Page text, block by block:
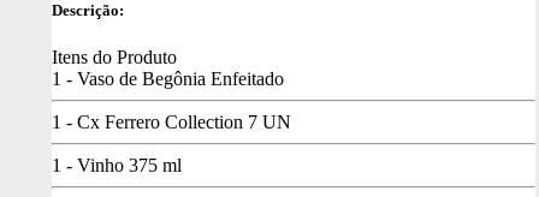
Descrição:
Itens do Produto
1 - Vaso de Begônia Enfeitado
1 - Cx Ferrero Collection 7 UN
1 - Vinho 375 ml